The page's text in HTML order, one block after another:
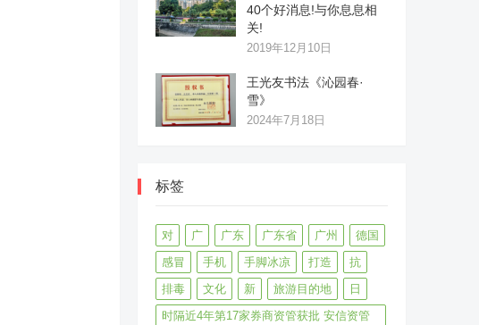
40个好消息!与你息息相
关!
2019年12月10日
王光友书法《沁园春·
雪》
2024年7月18日
标签
对 广 广东 广东省 广州
德国
感冒
手机 手脚冰凉 打造
抗
排毒
文化 新 旅游目的地
日
时隔近4年第17家券商资管获批 安信资管